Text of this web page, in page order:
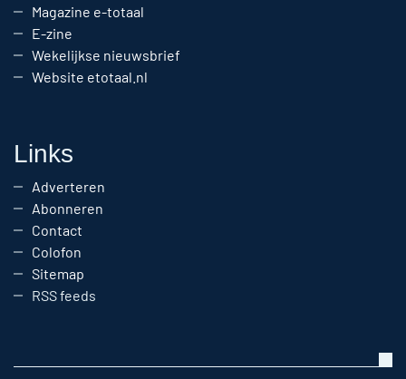
Magazine e-totaal
E-zine
Wekelijkse nieuwsbrief
Website etotaal.nl
Links
Adverteren
Abonneren
Contact
Colofon
Sitemap
RSS feeds